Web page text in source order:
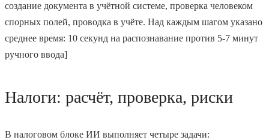
создание документа в учётной системе, проверка человеком
спорных полей, проводка в учёте. Над каждым шагом указано
среднее время: 10 секунд на распознавание против 5-7 минут
ручного ввода]
Налоги: расчёт, проверка, риски
В налоговом блоке ИИ выполняет четыре задачи: